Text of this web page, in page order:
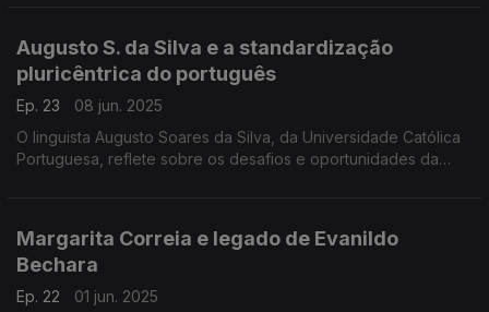
Augusto S. da Silva e a standardização
pluricêntrica do português
Ep. 23
08 jun. 2025
O linguista Augusto Soares da Silva, da Universidade Católica
Portuguesa, reflete sobre os desafios e oportunidades da
Margarita Correia e legado de Evanildo
Bechara
Ep. 22
01 jun. 2025